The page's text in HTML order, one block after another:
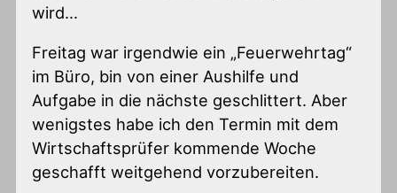
wird…
Freitag war irgendwie ein „Feuerwehrtag“
im Büro, bin von einer Aushilfe und
Aufgabe in die nächste geschlittert. Aber
wenigstes habe ich den Termin mit dem
Wirtschaftsprüfer kommende Woche
geschafft weitgehend vorzubereiten.